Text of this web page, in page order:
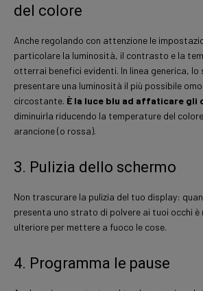
del colore
Anche regolando con attenzione le
particolare la luminosità, il contrasto e la
otterrai benefici evidenti. In linea generica, lo
presentare una luminosità il più possibile
circostante. È la luce blu ad affaticare gli
diminuirla riducendo la temperature del
arancione (o rossa).
3. Pulizia dello schermo
Non trascurare la pulizia del tuo display:
presenta uno strato di polvere ai tuoi occhi è
ulteriore per mettere a fuoco le cose.
4. Programma le pause